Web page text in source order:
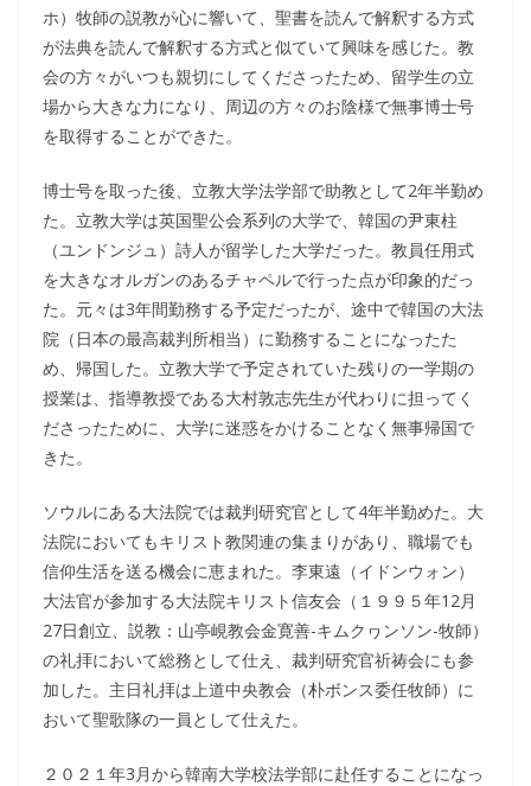
ホ）牧師の説教が心に響いて、聖書を読んで解釈する方式
が法典を読んで解釈する方式と似ていて興味を感じた。教
会の方々がいつも親切にしてくださったため、留学生の立
場から大きな力になり、周辺の方々のお陰様で無事博士号
を取得することができた。
博士号を取った後、立教大学法学部で助教として2年半勤め
た。立教大学は英国聖公会系列の大学で、韓国の尹東柱
（ユンドンジュ）詩人が留学した大学だった。教員任用式
を大きなオルガンのあるチャペルで行った点が印象的だっ
た。元々は3年間勤務する予定だったが、途中で韓国の大法
院（日本の最高裁判所相当）に勤務することになったた
め、帰国した。立教大学で予定されていた残りの一学期の
授業は、指導教授である大村敦志先生が代わりに担ってく
ださったために、大学に迷惑をかけることなく無事帰国で
きた。
ソウルにある大法院では裁判研究官として4年半勤めた。大
法院においてもキリスト教関連の集まりがあり、職場でも
信仰生活を送る機会に恵まれた。李東遠（イドンウォン）
大法官が参加する大法院キリスト信友会（１９９５年12月
27日創立、説教：山亭峴教会金寛善-キムクヮンソン-牧師）
の礼拝において総務として仕え、裁判研究官祈祷会にも参
加した。主日礼拝は上道中央教会（朴ボンス委任牧師）に
おいて聖歌隊の一員として仕えた。
２０２１年3月から韓南大学校法学部に赴任することになっ